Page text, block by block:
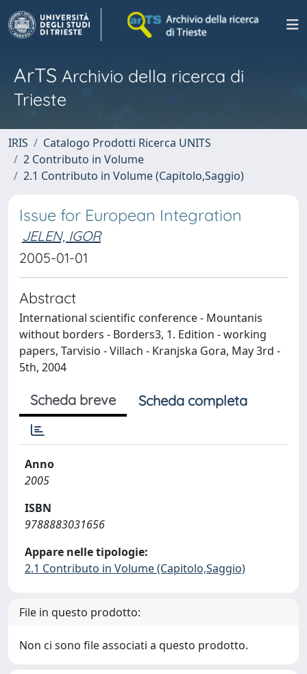
ArTS Archivio della ricerca di
Trieste
IRIS
Catalogo Prodotti Ricerca UNITS
2 Contributo in Volume
2.1 Contributo in Volume (Capitolo,Saggio)
Issue for European Integration
JELEN, IGOR
2005-01-01
Abstract
International scientific conference - Mountanis
without borders - Borders3, 1. Edition - working
papers, Tarvisio - Villach - Kranjska Gora, May 3rd -
5th, 2004
Scheda breve Scheda completa
Anno
2005
ISBN
9788883031656
Appare nelle tipologie:
2.1 Contributo in Volume (Capitolo,Saggio)
File in questo prodotto:
Non ci sono file associati a questo prodotto.